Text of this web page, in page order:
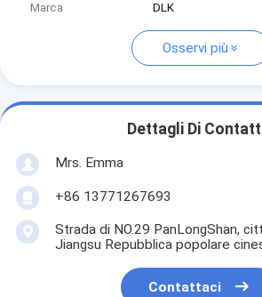
Marca
DLK
Osservi più
Dettagli Di
Mrs. Emma
+86 13771267693
Strada di NO.29 PanLongShan,
Jiangsu Repubblica popolare
Contattaci